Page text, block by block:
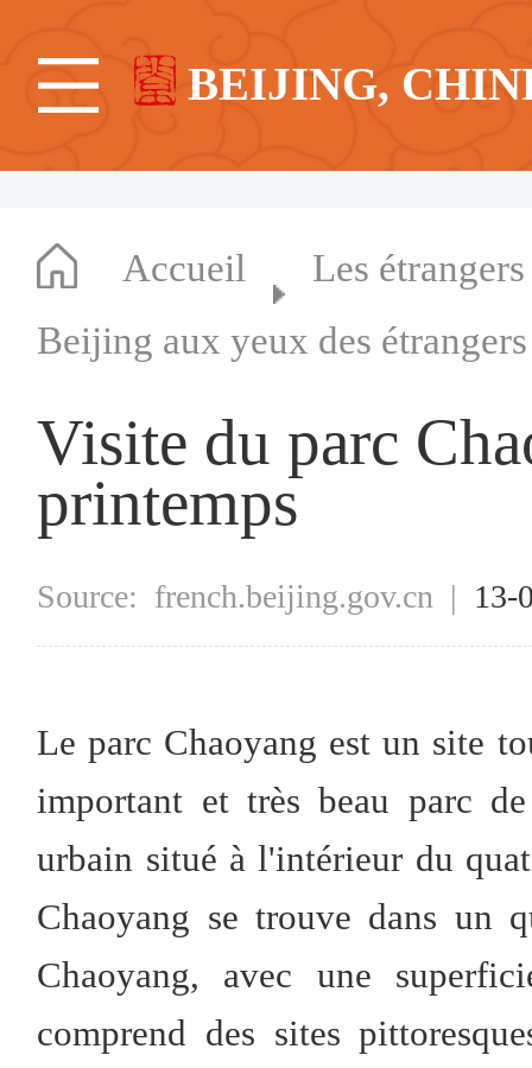
BEIJING,
Accueil
Les
Beijing aux yeux des étrangers
Visite du parc
printemps
Source: french.beijing.gov.cn |
Le parc Chaoyang est un site
important et très beau parc
urbain situé à l'intérieur du
Chaoyang se trouve dans un
Chaoyang, avec une
comprend des sites